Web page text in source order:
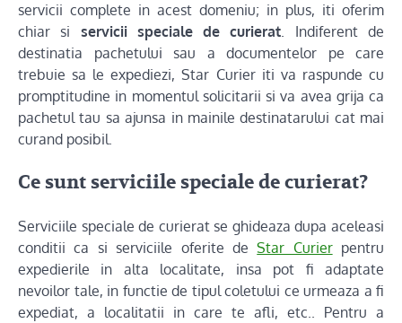
servicii complete in acest domeniu; in plus, iti oferim
chiar si servicii speciale de curierat. Indiferent de
destinatia pachetului sau a documentelor pe care
trebuie sa le expediezi, Star Curier iti va raspunde cu
promptitudine in momentul solicitarii si va avea grija ca
pachetul tau sa ajunsa in mainile destinatarului cat mai
curand posibil.
Ce sunt serviciile speciale de curierat?
Serviciile speciale de curierat se ghideaza dupa aceleasi
conditii ca si serviciile oferite deStar Curierpentru
expedierile in alta localitate, insa pot fi adaptate
nevoilor tale, in functie de tipul coletului ce urmeaza a fi
expediat, a localitatii in care te afli, etc.. Pentru a